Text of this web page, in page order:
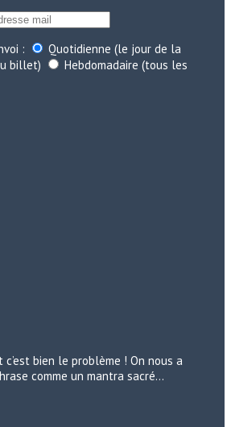
:
Quotidienne (le jour de la
billet)
Hebdomadaire (tous les
bien le problème ! On nous a
comme un mantra sacré…